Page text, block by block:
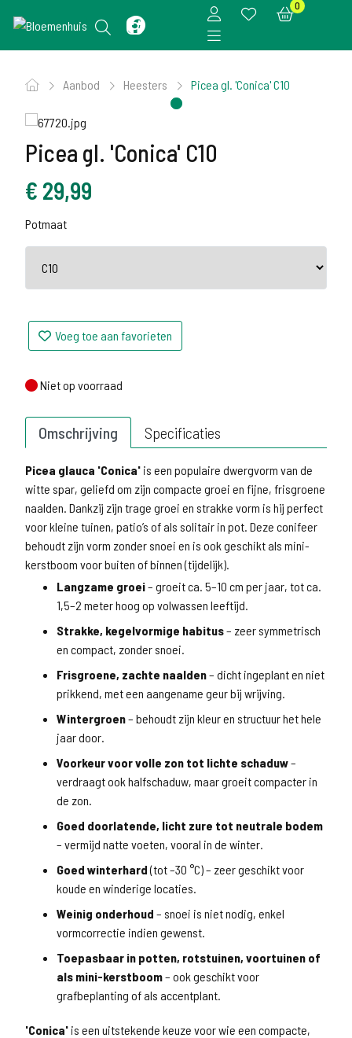
0
Aanbod Heesters Picea gl. 'Conica' C10
Picea gl. 'Conica' C10
€ 29,99
Potmaat
Voeg toe aan favorieten
Niet op voorraad
Niet op voorraad
Omschrijving Specificaties
Picea glauca 'Conica' is een populaire dwergvorm van de
witte spar, geliefd om zijn compacte groei en fijne, frisgroene
naalden. Dankzij zijn trage groei en strakke vorm is hij perfect
voor kleine tuinen, patio’s of als solitair in pot. Deze conifeer
behoudt zijn vorm zonder snoei en is ook geschikt als mini-
kerstboom voor buiten of binnen (tijdelijk).
Langzame groei– groeit ca. 5–10 cm per jaar, tot ca.
1,5–2 meter hoog op volwassen leeftijd.
Strakke, kegelvormige habitus– zeer symmetrisch
en compact, zonder snoei.
Frisgroene, zachte naalden– dicht ingeplant en niet
prikkend, met een aangename geur bij wrijving.
Wintergroen– behoudt zijn kleur en structuur het hele
jaar door.
Voorkeur voor volle zon tot lichte schaduw–
verdraagt ook halfschaduw, maar groeit compacter in
de zon.
Goed doorlatende, licht zure tot neutrale bodem
– vermijd natte voeten, vooral in de winter.
Goed winterhard(tot –30 °C) – zeer geschikt voor
koude en winderige locaties.
Weinig onderhoud – snoei is niet nodig, enkel
vormcorrectie indien gewenst.
Toepasbaar in potten, rotstuinen, voortuinen of
als mini-kerstboom– ook geschikt voor
grafbeplanting of als accentplant.
'Conica' is een uitstekende keuze voor wie een compacte,